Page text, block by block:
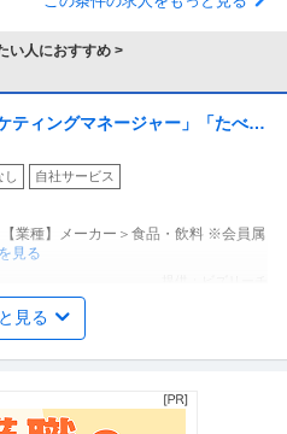
い人におすすめ >
ティングマネージャー」「たべっ
メーカー ギンビス「「しみチョ
のロングセラー商品を製造／土
橋」（株式会社ギンビス）
し 自社サービス
【業種】メーカー＞食品・飲料 ※会員属
見る
／外国人人材紹介の法人営業／
社
見る